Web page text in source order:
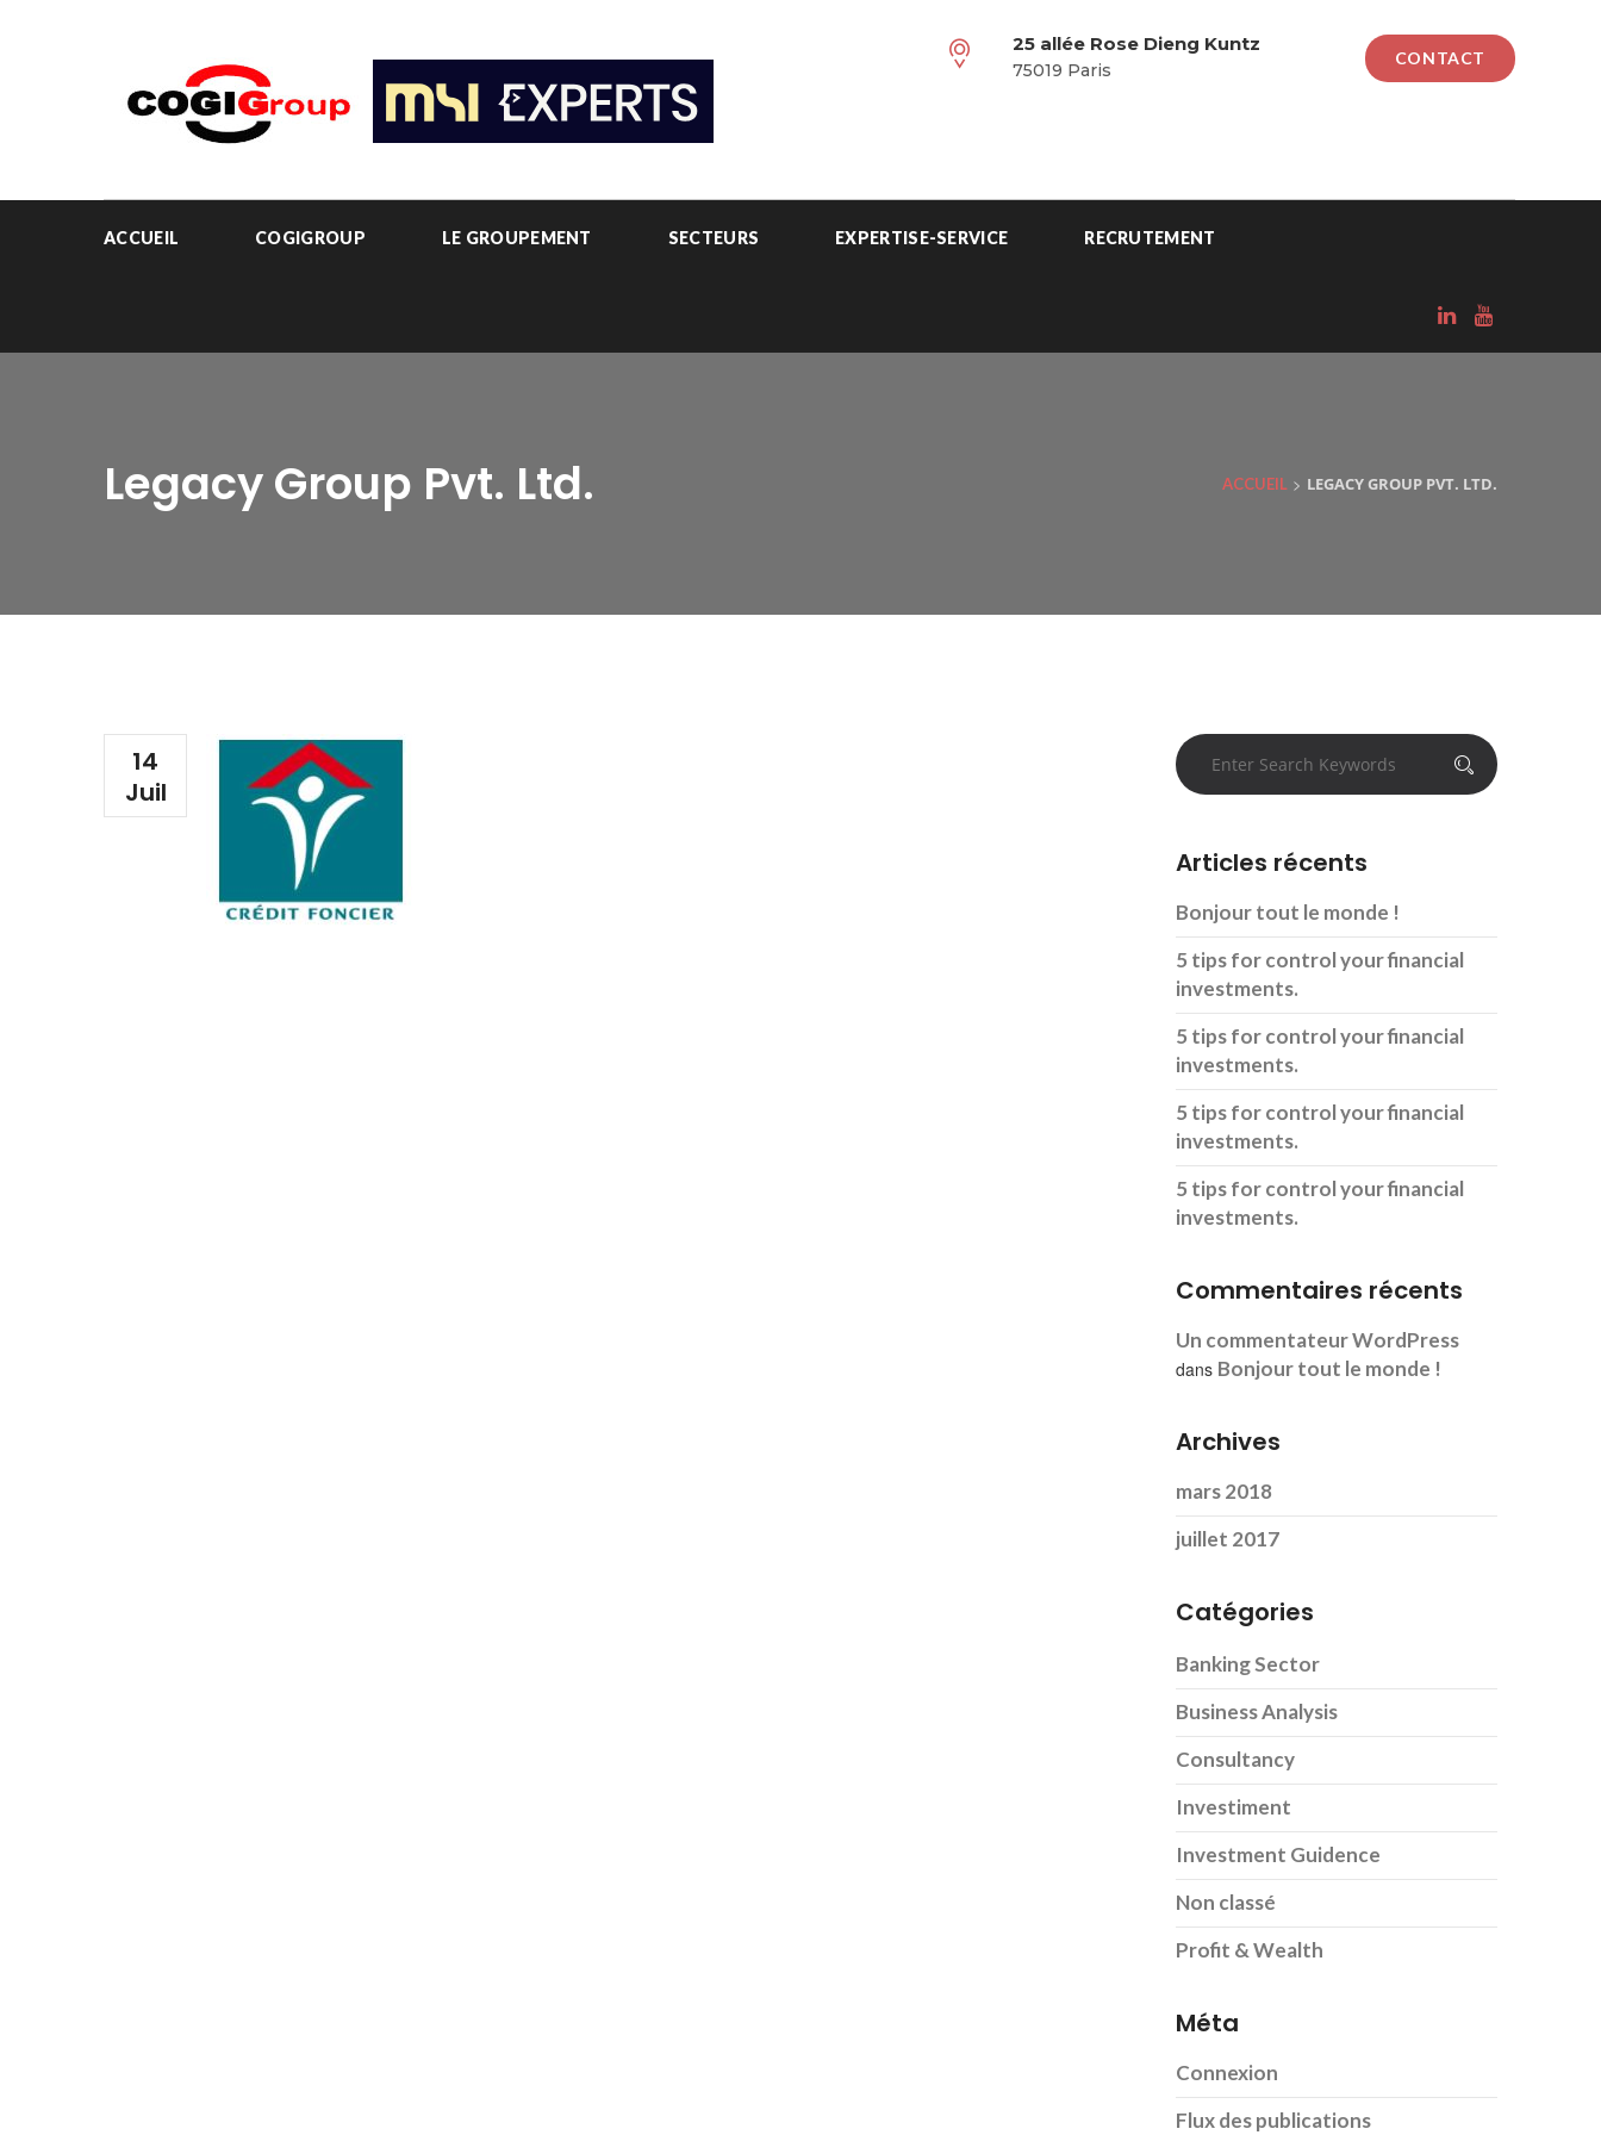
25 allée Rose Dieng Kuntz
75019 Paris
CONTACT
ACCUEIL COGIGROUP LE GROUPEMENT SECTEURS EXPERTISE-SERVICE RECRUTEMENT
Legacy Group Pvt. Ltd. ACCUEIL > LEGACY GROUP PVT. LTD.
14
Juil
Articles récents
Bonjour tout le monde !
5 tips for control your financial
investments.
5 tips for control your financial
investments.
5 tips for control your financial
investments.
5 tips for control your financial
investments.
Commentaires récents
Un commentateur WordPress
dans Bonjour tout le monde !
Archives
mars 2018
juillet 2017
Catégories
Banking Sector
Business Analysis
Consultancy
Investiment
Investment Guidence
Non classé
Profit & Wealth
Méta
Connexion
Flux des publications